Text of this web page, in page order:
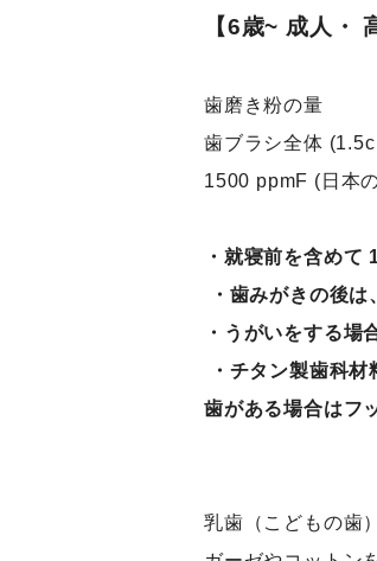
【6歳~ 成人・
歯磨き粉の量
歯ブラシ全体
1500 ppmF (日本
・就寝前を含めて
・歯みがきの後
・うがいをする場
・チタン製歯科材
歯がある場合はフ
乳歯（こどもの歯